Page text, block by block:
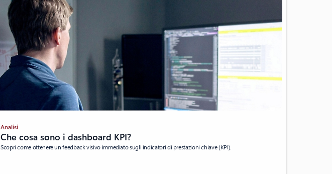
Analisi
Che cosa sono i dashboard KPI?
Scopri come ottenere un feedback visivo immediato sugli indicatori di prestazioni chiave (KPI).